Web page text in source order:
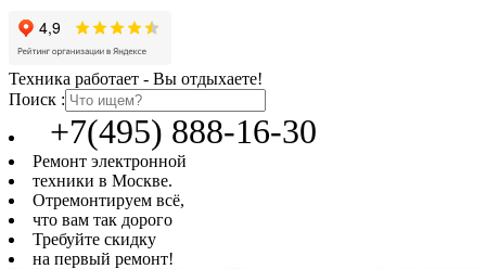
Техника работает - Вы отдыхаете!
Поиск :
+7(495) 888-16-30
Ремонт электронной
техники в Москве.
Отремонтируем всё,
что вам так дорого
Требуйте скидку
на первый ремонт!